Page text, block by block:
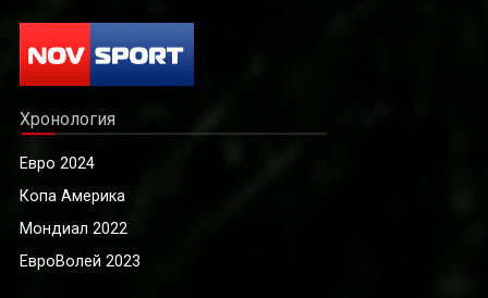
Хронология
Евро 2024
Копа Америка
Мондиал 2022
ЕвроВолей 2023